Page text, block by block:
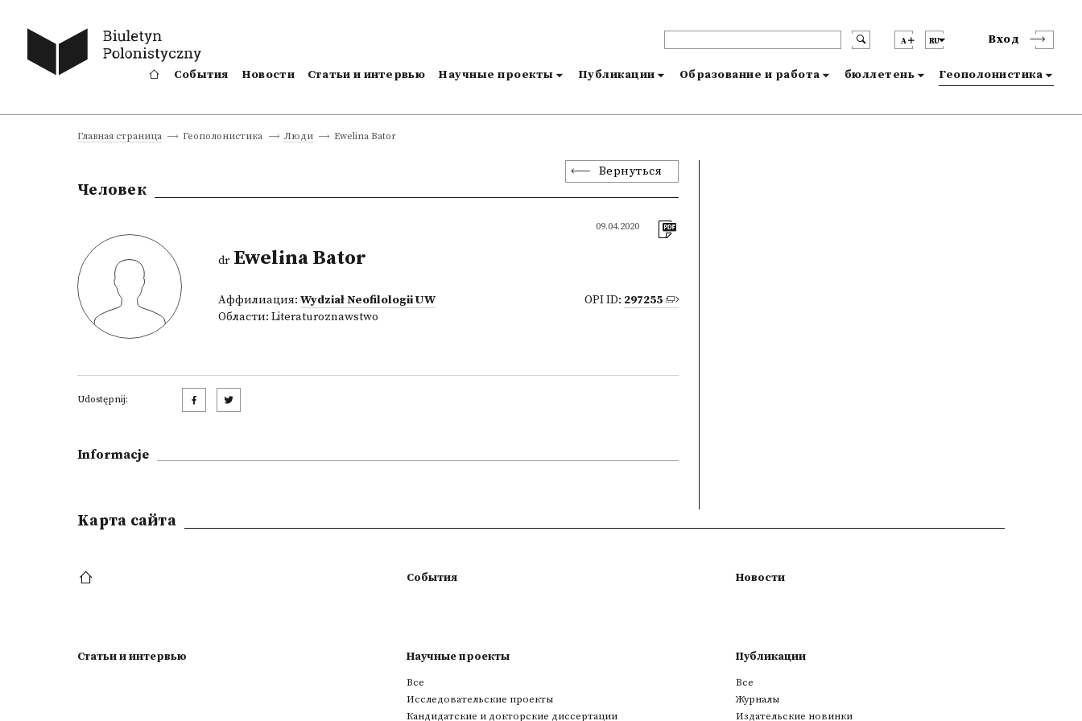
A RU Вход
События Новости Статьи и интервью Научные проекты Публикации Образование и работа бюллетень Геополонистика
Главная страница Геополонистика Люди Ewelina Bator
Вернуться
Человек
09.04.2020
drEwelina Bator
Аффилиация: Wydział Neofilologii UW
Области: Literaturoznawstwo
OPI ID: 297255
Udostępnij:
Informacje
Kарта сайта
События Новости
Статьи и интервью Научные проекты
Все
Исследовательские проекты
Кандидатские и докторские диссертации
Публикации
Все
Журналы
Издательские новинки